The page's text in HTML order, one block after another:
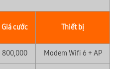
Giá cước Thiết bị
800,000 Modem Wifi 6 + AP